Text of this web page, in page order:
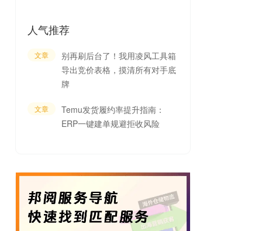
人气推荐
文章
别再刷后台了！我用凌风工具箱
导出竞价表格，摸清所有对手底
牌
文章
Temu发货履约率提升指南：
ERP一键建单规避拒收风险